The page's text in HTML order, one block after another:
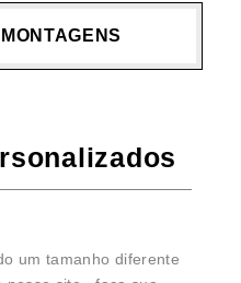
um tamanho diferente